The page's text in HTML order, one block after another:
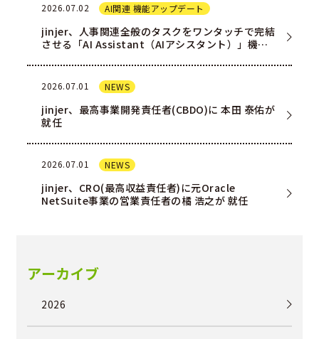
2026.07.02 AI関連 機能アップデート
jinjer、人事関連全般のタスクをワンタッチで完結
させる「AI Assistant（AIアシスタント）」機能
2026.07.01 NEWS
jinjer、最高事業開発責任者(CBDO)に 本田 泰佑が
就任
2026.07.01 NEWS
jinjer、CRO(最高収益責任者)に元Oracle
NetSuite事業の営業責任者の橘 浩之が 就任
アーカイブ
2026